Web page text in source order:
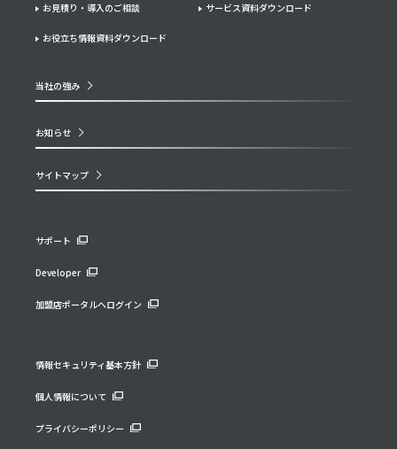
当社の強み
お知らせ
お見積り・導入のご相談 サービス資料ダウンロード
お役立ち情報資料ダウンロード
サイトマップ
サポート
Developer
加盟店ポータルへログイン
情報セキュリティ基本方針
個人情報について
プライバシーポリシー